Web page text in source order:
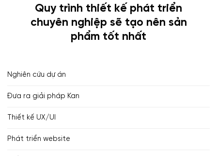
Quy trình thiết kế phát triển
chuyên nghiệp sẽ tạo nên sản
phẩm tốt nhất
Nghiên cứu dự án
Đưa ra giải pháp Kan
Thiết kế UX/UI
Phát triển website